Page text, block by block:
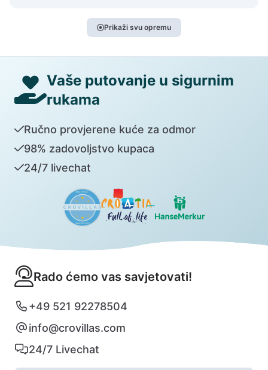
Prikaži svu opremu
Vaše putovanje u sigurnim
rukama
Ručno provjerene kuće za odmor
98% zadovoljstvo kupaca
24/7 livechat
Rado ćemo vas savjetovati!
+49 521 92278504
info@crovillas.com
24/7 Livechat